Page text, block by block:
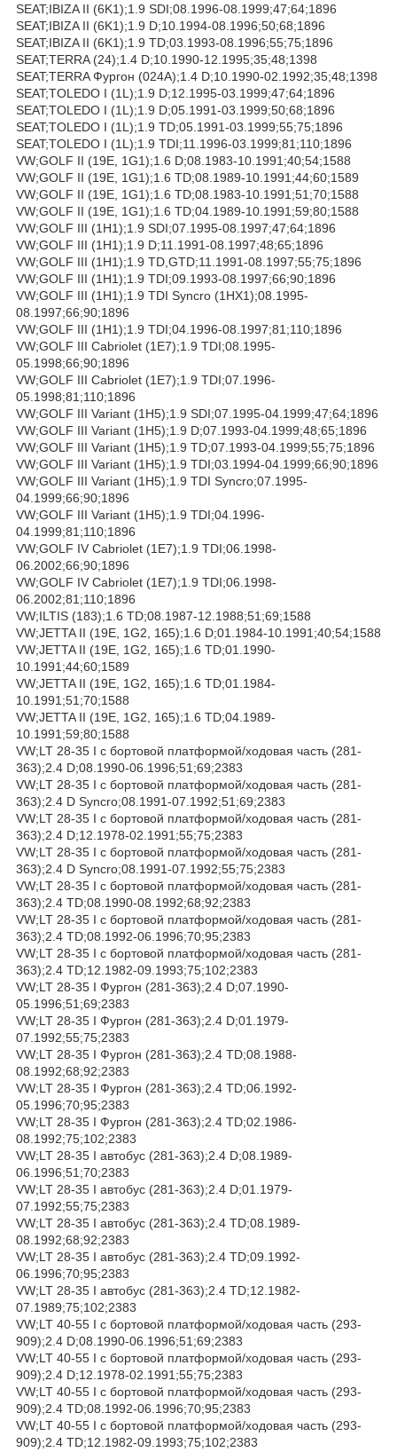
SEAT;IBIZA II (6K1);1.9 SDI;08.1996-08.1999;47;64;1896
SEAT;IBIZA II (6K1);1.9 D;10.1994-08.1996;50;68;1896
SEAT;IBIZA II (6K1);1.9 TD;03.1993-08.1996;55;75;1896
SEAT;TERRA (24);1.4 D;10.1990-12.1995;35;48;1398
SEAT;TERRA Фургон (024A);1.4 D;10.1990-02.1992;35;48;1398
SEAT;TOLEDO I (1L);1.9 D;12.1995-03.1999;47;64;1896
SEAT;TOLEDO I (1L);1.9 D;05.1991-03.1999;50;68;1896
SEAT;TOLEDO I (1L);1.9 TD;05.1991-03.1999;55;75;1896
SEAT;TOLEDO I (1L);1.9 TDI;11.1996-03.1999;81;110;1896
VW;GOLF II (19E, 1G1);1.6 D;08.1983-10.1991;40;54;1588
VW;GOLF II (19E, 1G1);1.6 TD;08.1989-10.1991;44;60;1589
VW;GOLF II (19E, 1G1);1.6 TD;08.1983-10.1991;51;70;1588
VW;GOLF II (19E, 1G1);1.6 TD;04.1989-10.1991;59;80;1588
VW;GOLF III (1H1);1.9 SDI;07.1995-08.1997;47;64;1896
VW;GOLF III (1H1);1.9 D;11.1991-08.1997;48;65;1896
VW;GOLF III (1H1);1.9 TD,GTD;11.1991-08.1997;55;75;1896
VW;GOLF III (1H1);1.9 TDI;09.1993-08.1997;66;90;1896
VW;GOLF III (1H1);1.9 TDI Syncro (1HX1);08.1995-
08.1997;66;90;1896
VW;GOLF III (1H1);1.9 TDI;04.1996-08.1997;81;110;1896
VW;GOLF III Cabriolet (1E7);1.9 TDI;08.1995-
05.1998;66;90;1896
VW;GOLF III Cabriolet (1E7);1.9 TDI;07.1996-
05.1998;81;110;1896
VW;GOLF III Variant (1H5);1.9 SDI;07.1995-04.1999;47;64;1896
VW;GOLF III Variant (1H5);1.9 D;07.1993-04.1999;48;65;1896
VW;GOLF III Variant (1H5);1.9 TD;07.1993-04.1999;55;75;1896
VW;GOLF III Variant (1H5);1.9 TDI;03.1994-04.1999;66;90;1896
VW;GOLF III Variant (1H5);1.9 TDI Syncro;07.1995-
04.1999;66;90;1896
VW;GOLF III Variant (1H5);1.9 TDI;04.1996-
04.1999;81;110;1896
VW;GOLF IV Cabriolet (1E7);1.9 TDI;06.1998-
06.2002;66;90;1896
VW;GOLF IV Cabriolet (1E7);1.9 TDI;06.1998-
06.2002;81;110;1896
VW;ILTIS (183);1.6 TD;08.1987-12.1988;51;69;1588
VW;JETTA II (19E, 1G2, 165);1.6 D;01.1984-10.1991;40;54;1588
VW;JETTA II (19E, 1G2, 165);1.6 TD;01.1990-
10.1991;44;60;1589
VW;JETTA II (19E, 1G2, 165);1.6 TD;01.1984-
10.1991;51;70;1588
VW;JETTA II (19E, 1G2, 165);1.6 TD;04.1989-
10.1991;59;80;1588
VW;LT 28-35 I c бортовой платформой/ходовая часть (281-
363);2.4 D;08.1990-06.1996;51;69;2383
VW;LT 28-35 I c бортовой платформой/ходовая часть (281-
363);2.4 D Syncro;08.1991-07.1992;51;69;2383
VW;LT 28-35 I c бортовой платформой/ходовая часть (281-
363);2.4 D;12.1978-02.1991;55;75;2383
VW;LT 28-35 I c бортовой платформой/ходовая часть (281-
363);2.4 D Syncro;08.1991-07.1992;55;75;2383
VW;LT 28-35 I c бортовой платформой/ходовая часть (281-
363);2.4 TD;08.1990-08.1992;68;92;2383
VW;LT 28-35 I c бортовой платформой/ходовая часть (281-
363);2.4 TD;08.1992-06.1996;70;95;2383
VW;LT 28-35 I c бортовой платформой/ходовая часть (281-
363);2.4 TD;12.1982-09.1993;75;102;2383
VW;LT 28-35 I Фургон (281-363);2.4 D;07.1990-
05.1996;51;69;2383
VW;LT 28-35 I Фургон (281-363);2.4 D;01.1979-
07.1992;55;75;2383
VW;LT 28-35 I Фургон (281-363);2.4 TD;08.1988-
08.1992;68;92;2383
VW;LT 28-35 I Фургон (281-363);2.4 TD;06.1992-
05.1996;70;95;2383
VW;LT 28-35 I Фургон (281-363);2.4 TD;02.1986-
08.1992;75;102;2383
VW;LT 28-35 I автобус (281-363);2.4 D;08.1989-
06.1996;51;70;2383
VW;LT 28-35 I автобус (281-363);2.4 D;01.1979-
07.1992;55;75;2383
VW;LT 28-35 I автобус (281-363);2.4 TD;08.1989-
08.1992;68;92;2383
VW;LT 28-35 I автобус (281-363);2.4 TD;09.1992-
06.1996;70;95;2383
VW;LT 28-35 I автобус (281-363);2.4 TD;12.1982-
07.1989;75;102;2383
VW;LT 40-55 I c бортовой платформой/ходовая часть (293-
909);2.4 D;08.1990-06.1996;51;69;2383
VW;LT 40-55 I c бортовой платформой/ходовая часть (293-
909);2.4 D;12.1978-02.1991;55;75;2383
VW;LT 40-55 I c бортовой платформой/ходовая часть (293-
909);2.4 TD;08.1992-06.1996;70;95;2383
VW;LT 40-55 I c бортовой платформой/ходовая часть (293-
909);2.4 TD;12.1982-09.1993;75;102;2383